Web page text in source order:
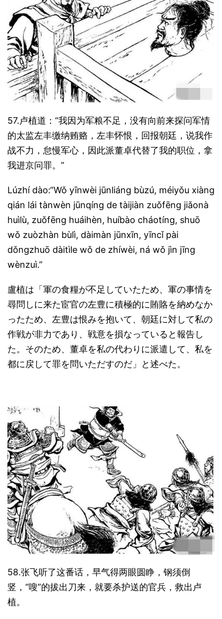
57.卢植道：“我因为军粮不足，没有向前来探问军情
的太监左丰缴纳贿赂，左丰怀恨，回报朝廷，说我作
战不力，怠慢军心，因此派董卓代替了我的职位，拿
我进京问罪。”
Lúzhí dào:“Wǒ yīnwèi jūnliáng bùzú, méiyǒu xiàng
qián lái tànwèn jūnqíng de tàijiàn zuǒfēng jiǎonà
huìlù, zuǒfēng huáihèn, huíbào cháotíng, shuō
wǒ zuòzhàn bùlì, dàimàn jūnxīn, yīncǐ pài
dǒngzhuō dàitìle wǒ de zhíwèi, ná wǒ jìn jīng
wènzuì.”
盧植は「軍の食糧が不足していたため、軍の事情を
尋問しに来た宦官の左豊に積極的に賄賂を納めなか
ったため、左豊は恨みを抱いて、朝廷に対して私の
作戦が非力であり、戦意を損なっていると報告し
た。そのため、董卓を私の代わりに派遣して、私を
都に戻して罪を問いただすのだ」と述べた。
58.张飞听了这番话，早气得两眼圆睁，钢须倒
竖，“嗖”的拔出刀来，就要杀护送的官兵，救出卢
植。